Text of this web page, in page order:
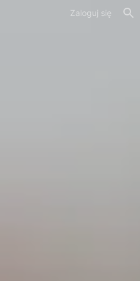
Zaloguj się